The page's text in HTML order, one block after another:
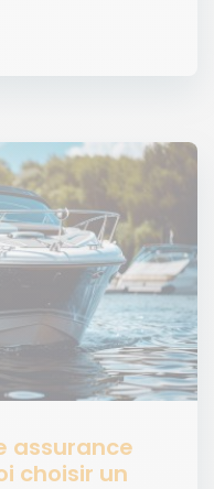
assurance
choisir un